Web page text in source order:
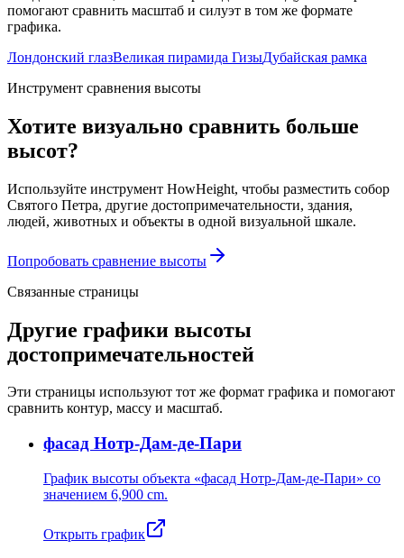
помогают сравнить масштаб и силуэт в том же формате
графика.
Лондонский глазВеликая пирамида ГизыДубайская рамка
Инструмент сравнения высоты
Хотите визуально сравнить больше
высот?
Используйте инструмент HowHeight, чтобы разместить собор
Святого Петра, другие достопримечательности, здания,
людей, животных и объекты в одной визуальной шкале.
Попробовать сравнение высоты
Связанные страницы
Другие графики высоты
достопримечательностей
Эти страницы используют тот же формат графика и помогают
сравнить контур, массу и масштаб.
фасад Нотр-Дам-де-Пари
График высоты объекта «фасад Нотр-Дам-де-Пари» со
значением 6,900 cm.
Открыть график